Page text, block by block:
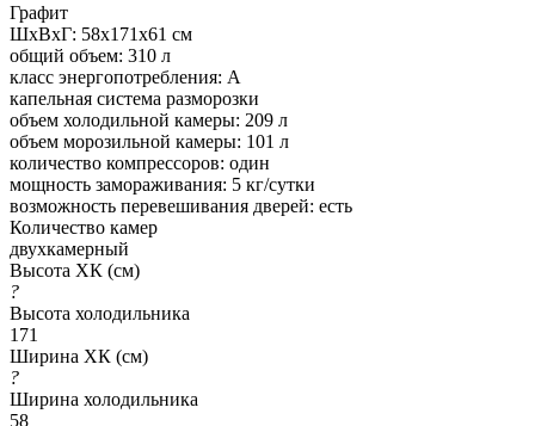
Графит
ШхВхГ: 58х171х61 см
общий объем: 310 л
класс энергопотребления: A
капельная система разморозки
объем холодильной камеры: 209 л
объем морозильной камеры: 101 л
количество компрессоров: один
мощность замораживания: 5 кг/сутки
возможность перевешивания дверей: есть
Количество камер
двухкамерный
Высота ХК (см)
?
Высота холодильника
171
Ширина ХК (см)
?
Ширина холодильника
58